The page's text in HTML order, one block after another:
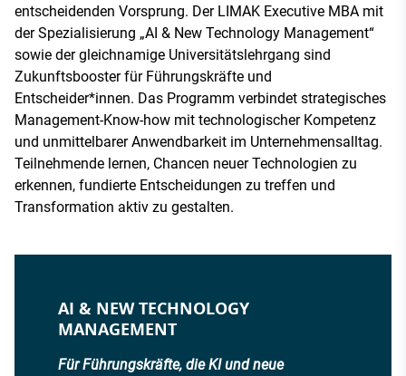
entscheidenden Vorsprung. Der LIMAK Executive MBA mit
der Spezialisierung „AI & New Technology Management“
sowie der gleichnamige Universitätslehrgang sind
Zukunftsbooster für Führungskräfte und
Entscheider*innen. Das Programm verbindet strategisches
Management-Know-how mit technologischer Kompetenz
und unmittelbarer Anwendbarkeit im Unternehmensalltag.
Teilnehmende lernen, Chancen neuer Technologien zu
erkennen, fundierte Entscheidungen zu treffen und
Transformation aktiv zu gestalten.
AI & NEW TECHNOLOGY
MANAGEMENT
Für Führungskräfte, die KI und neue